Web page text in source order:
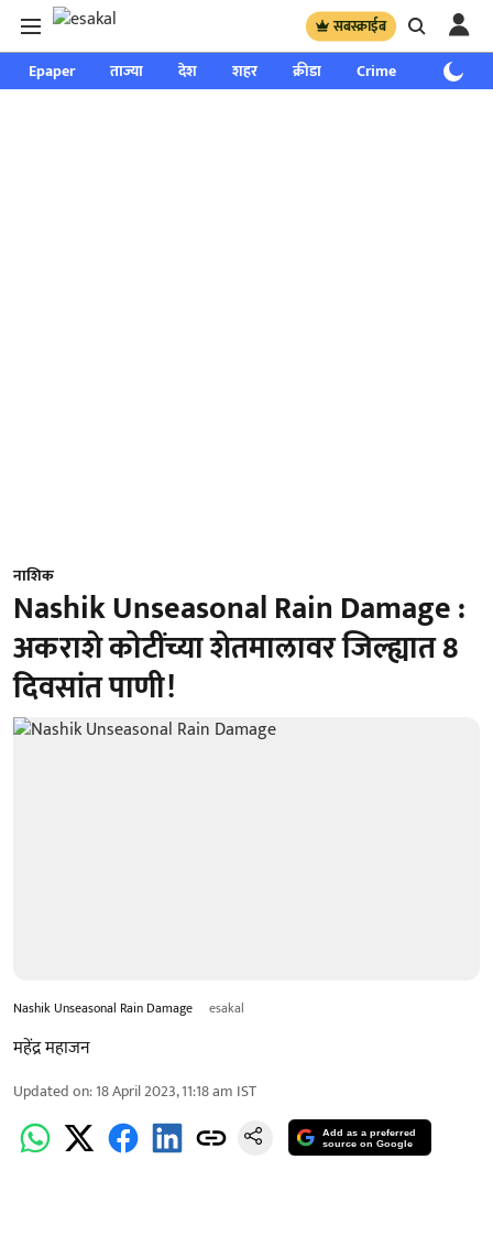
सबस्क्राईब
Epaper ताज्या देश शहर क्रीडा Crime साप्ताहिक
नाशिक
Nashik Unseasonal Rain Damage :
अकराशे कोटींच्या शेतमालावर जिल्ह्यात 8
दिवसांत पाणी!
Nashik Unseasonal Rain Damage esakal
महेंद्र महाजन
Updated on:18 April 2023, 11:18 am IST
Add as a preferred
source on Google